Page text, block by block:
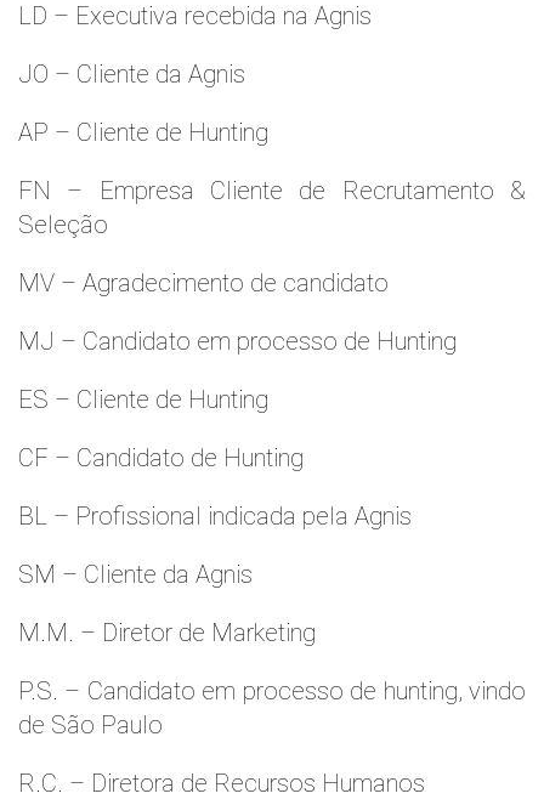
LD – Executiva recebida na Agnis
JO – Cliente da Agnis
AP – Cliente de Hunting
FN – Empresa Cliente de Recrutamento &
Seleção
MV – Agradecimento de candidato
MJ – Candidato em processo de Hunting
ES – Cliente de Hunting
CF – Candidato de Hunting
BL – Profissional indicada pela Agnis
SM – Cliente da Agnis
M.M. – Diretor de Marketing
P.S. – Candidato em processo de hunting, vindo
de São Paulo
R.C. – Diretora de Recursos Humanos